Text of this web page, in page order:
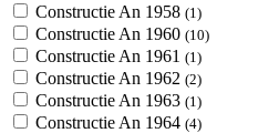
Constructie An 1958 (1)
Constructie An 1960 (10)
Constructie An 1961 (1)
Constructie An 1962 (2)
Constructie An 1963 (1)
Constructie An 1964 (4)